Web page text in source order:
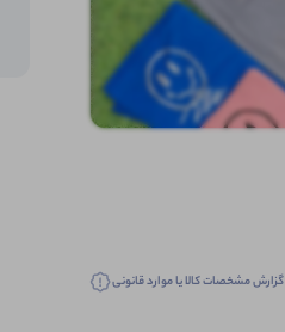
گزارش مشخصات کالا یا موارد قانونی